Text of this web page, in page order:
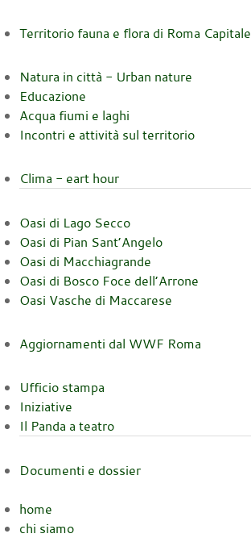
Territorio fauna e flora di Roma Capitale
Natura in città - Urban nature
Educazione
Acqua fiumi e laghi
Incontri e attività sul territorio
Clima - eart hour
Oasi di Lago Secco
Oasi di Pian Sant’Angelo
Oasi di Macchiagrande
Oasi di Bosco Foce dell’Arrone
Oasi Vasche di Maccarese
Aggiornamenti dal WWF Roma
Ufficio stampa
Iniziative
Il Panda a teatro
Documenti e dossier
home
chi siamo